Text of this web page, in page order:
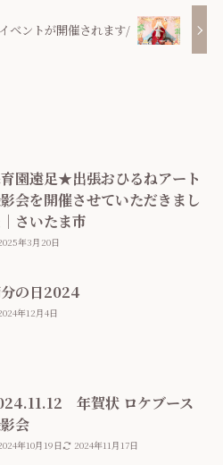
ベントが開催されます/
園遠足★出張おひるねアート
会を開催させていただきまし
さいたま市
年3月20日
の日2024
年12月4日
年賀状 ロケブース
会
年10月19日 2024年11月17日